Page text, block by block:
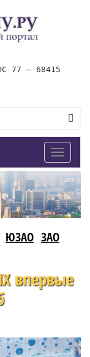
77 – 68415
Toggle
ЮЗАО ЗАО
впервые